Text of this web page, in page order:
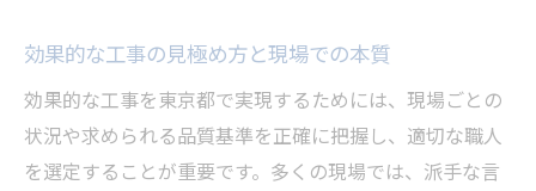
口下手な職人が現場で信頼される理由とは
職人の口だけでは得られない成果の実例紹
介
東京都で求められる効果的な工事の条件
効果的な工事の見極め方と現場での本質
効果的な工事を東京都で実現するためには、現場ごとの
状況や求められる品質基準を正確に把握し、適切な職人
を選定することが重要です。多くの現場では、派手な言